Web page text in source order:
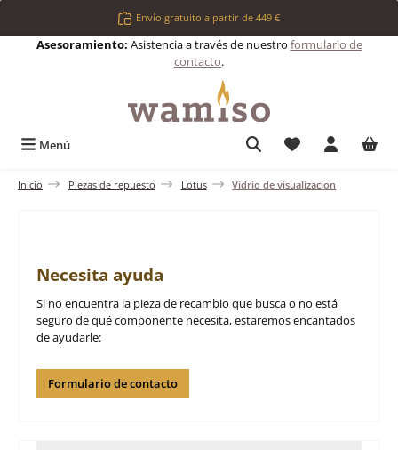
Saltar al contenido principalEnvío gratuito a partir de 449 €
Asesoramiento: Asistencia a través de nuestro formulario de
contacto.
Menú Tienes 0
Inicio Piezas de repuesto Lotus Vidrio de visualizacion
Necesita ayuda
Si no encuentra la pieza de recambio que busca o no está
seguro de qué componente necesita, estaremos encantados
de ayudarle:
Formulario de contacto